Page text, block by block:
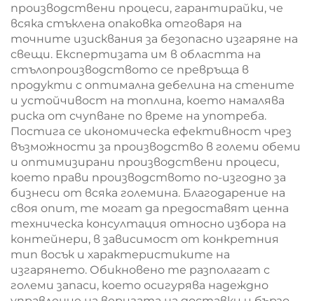
производствени процеси, гарантирайки, че
всяка стъклена опаковка отговаря на
точните изисквания за безопасно изгаряне на
свещи. Експертизата им в областта на
стълопроизводството се превръща в
продукти с оптимална дебелина на стените
и устойчивост на топлина, което намалява
риска от счупване по време на употреба.
Постига се икономическа ефективност чрез
възможности за производство в големи обеми
и оптимизирани производствени процеси,
което прави производството по-изгодно за
бизнеси от всяка големина. Благодарение на
своя опит, те могат да предоставят ценна
техническа консултация относно избора на
контейнери, в зависимост от конкретния
тип восък и характеристиките на
изгарянето. Обикновено те разполагат с
големи запаси, което осигурява надеждно